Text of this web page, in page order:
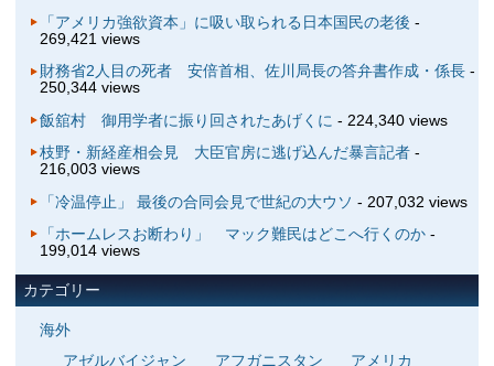
「アメリカ強欲資本」に吸い取られる日本国民の老後 -
269,421 views
財務省2人目の死者 安倍首相、佐川局長の答弁書作成・係長-
250,344 views
飯舘村 御用学者に振り回されたあげくに - 224,340 views
枝野・新経産相会見 大臣官房に逃げ込んだ暴言記者-
216,003 views
「冷温停止」 最後の合同会見で世紀の大ウソ - 207,032 views
「ホームレスお断わり」 マック難民はどこへ行くのか-
199,014 views
カテゴリー
海外
アゼルバイジャン
アフガニスタン
アメリカ